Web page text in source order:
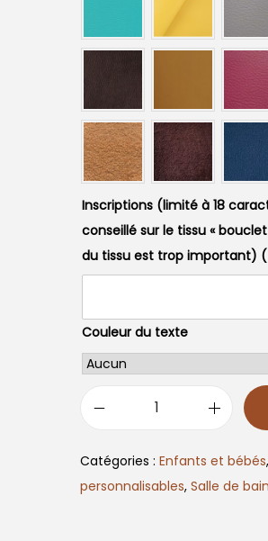
Inscriptions (limité à 18
conseillé sur le tissu «
du tissu est trop important)
Couleur du texte
a
n
Catégories : Enfants et bébés
personnalisables, Salle de